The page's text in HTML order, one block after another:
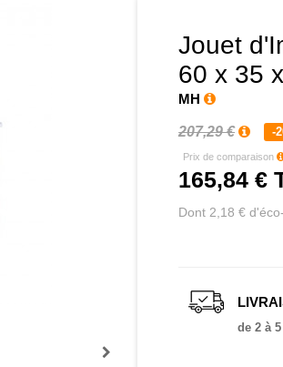
Jouet
60 x 35
MH
207,29 € -
Prix de comparaison
165,84 €
Dont 2,18 €
de 2 à